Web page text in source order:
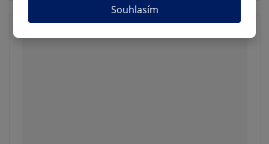
Souhlasím